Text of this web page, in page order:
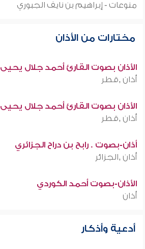
منوعات - إبراهيم بن نايف الجبوري
مختارات من الأذان
الأذان بصوت القارئ أحمد جلال يحيى
أذان ,قطر
الأذان بصوت القارئ أحمد جلال يحيى
أذان ,قطر
أذان-بصوت . رابح بن دراح الجزائري
أذان ,الجزائر
الأذان-بصوت أحمد الكوردي
أذان
أدعية وأذكار